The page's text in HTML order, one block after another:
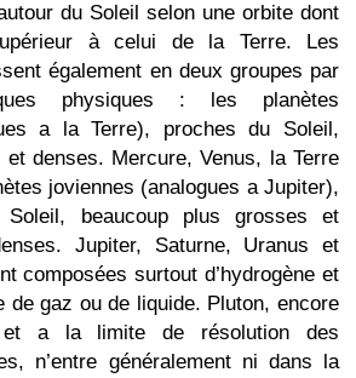
du Soleil selon une orbite dont
à celui de la Terre. Les
également en deux groupes par
physiques : les planètes
a la Terre), proches du Soleil,
denses. Mercure, Venus, la Terre
joviennes (analogues a Jupiter),
beaucoup plus grosses et
Jupiter, Saturne, Uranus et
composées surtout d’hydrogène et
de gaz ou de liquide. Pluton, encore
et a la limite de résolution des
n’entre généralement ni dans la